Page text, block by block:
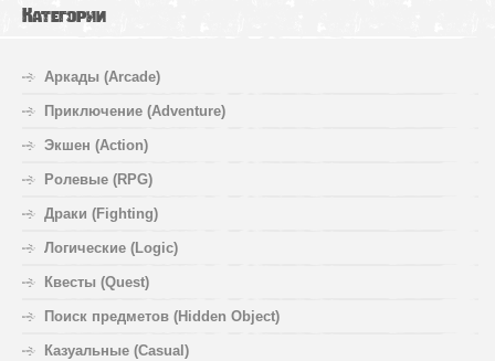
Категории
Аркады (Arcade)
Приключение (Adventure)
Экшен (Action)
Ролевые (RPG)
Драки (Fighting)
Логические (Logic)
Квесты (Quest)
Поиск предметов (Hidden Object)
Казуальные (Casual)